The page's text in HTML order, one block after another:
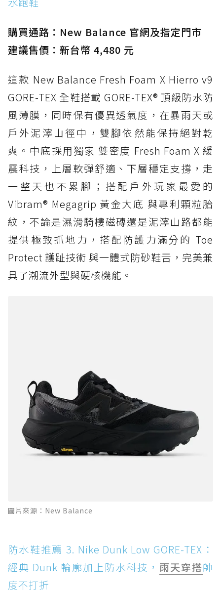
防水鞋推薦 15. Brooks Cascadia 19 GTX：注
購買通路：New Balance 官網及指定門市
建議售價：新台幣 4,480 元
這款 New Balance Fresh Foam X Hierro v9
GORE-TEX 全鞋搭載 GORE-TEX® 頂級防水防
風薄膜，同時保有優異透氣度，在暴雨天或
戶外泥濘山徑中，雙腳依然能保持絕對乾
爽。中底採用獨家 雙密度 Fresh Foam X 緩
震科技，上層軟彈舒適、下層穩定支撐，走
一整天也不累腳；搭配戶外玩家最愛的
Vibram® Megagrip 黃金大底 與專利顆粒胎
紋，不論是濕滑騎樓磁磚還是泥濘山路都能
提供極致抓地力，搭配防護力滿分的 Toe
Protect 護趾技術 與一體式防砂鞋舌，完美兼
具了潮流外型與硬核機能。
圖片來源：New Balance
防水鞋推薦 3. Nike Dunk Low GORE-TEX：
經典 Dunk 輪廓加上防水科技， 雨天穿搭帥
度不打折